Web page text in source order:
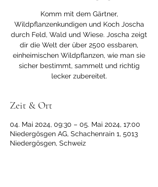
Komm mit dem Gärtner,
Wildpflanzenkundigen und Koch Joscha
durch Feld, Wald und Wiese. Joscha zeigt
dir die Welt der über 2500 essbaren,
einheimischen Wildpflanzen, wie man sie
sicher bestimmt, sammelt und richtig
lecker zubereitet.
Zeit & Ort
04. Mai 2024, 09:30 – 05. Mai 2024, 17:00
Niedergösgen AG, Schachenrain 1, 5013
Niedergösgen, Schweiz